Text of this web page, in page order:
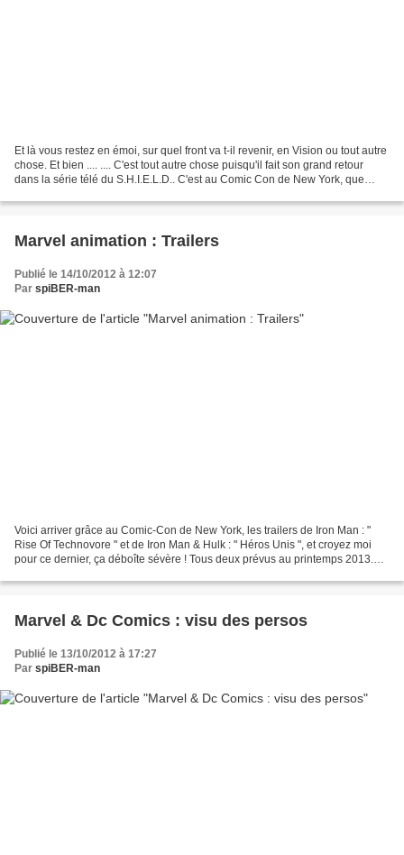
Et là vous restez en émoi, sur quel front va t-il revenir, en Vision ou tout autre
chose. Et bien .... .... C'est tout autre chose puisqu'il fait son grand retour
dans la série télé du S.H.I.E.L.D.. C'est au Comic Con de New York, que
Marvel animation : Trailers
Publié le 14/10/2012 à 12:07
Par spiBER-man
Voici arriver grâce au Comic-Con de New York, les trailers de Iron Man : "
Rise Of Technovore " et de Iron Man & Hulk : " Héros Unis ", et croyez moi
pour ce dernier, ça déboîte sévère ! Tous deux prévus au printemps 2013.
Marvel & Dc Comics : visu des persos
Publié le 13/10/2012 à 17:27
Par spiBER-man